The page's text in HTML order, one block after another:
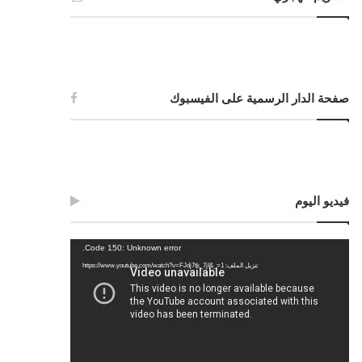
صفحة الدار الرسمية على الفيسبوك
فيديو اليوم
Code 150: Unknown error.
تنزيل الملف: https://www.youtube.com/watch?v=FJdj7tk_7jI&_=1